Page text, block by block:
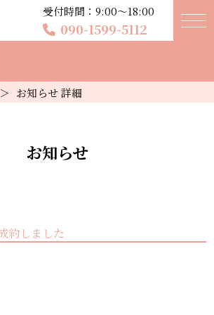
受付時間：9:00〜18:00
090-1599-5112
＞ お知らせ 詳細
お知らせ
約しました